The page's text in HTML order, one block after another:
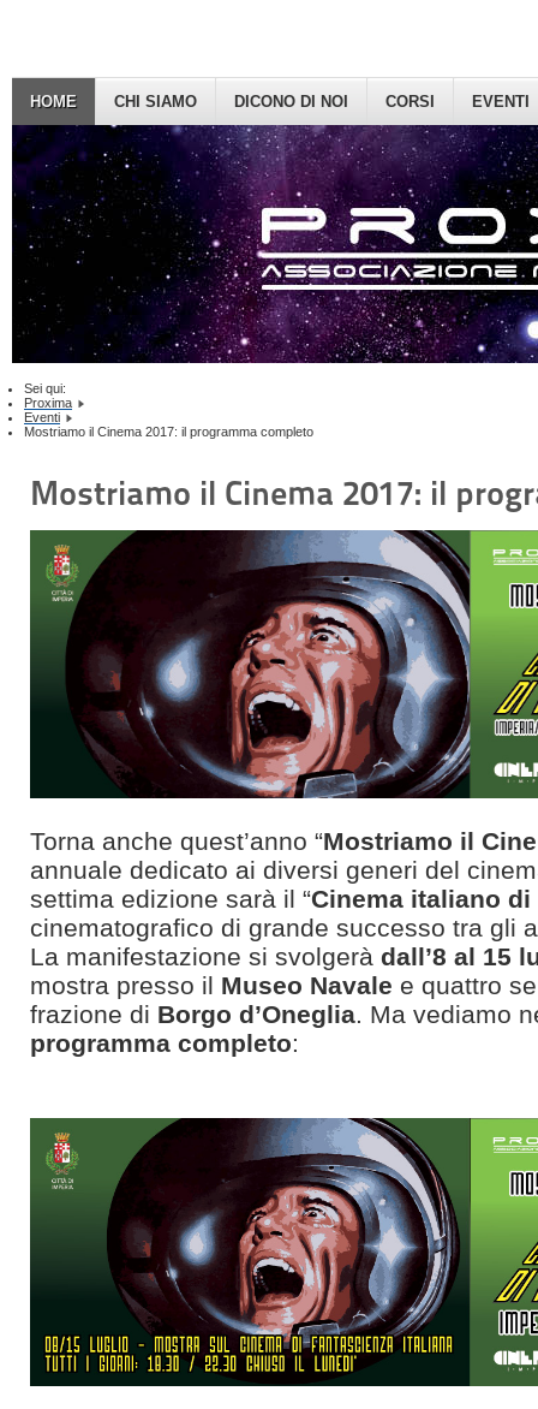
HOME CHI SIAMO DICONO DI NOI CORSI EVENTI
Sei qui:
Proxima
Eventi
Mostriamo il Cinema 2017: il programma completo
Mostriamo il Cinema 2017: il
Torna anche quest’anno “Mostriamo il
annuale dedicato ai diversi generi del
settima edizione sarà il “Cinema italiano
cinematografico di grande successo tra gli
La manifestazione si svolgerà dall’8 al 15
mostra presso il Museo Navale e quattro
frazione di Borgo d’Oneglia. Ma vediamo
programma completo: